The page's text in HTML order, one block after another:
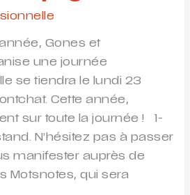
Gones et
une journée
se tiendra le lundi 23
Cette année,
sur toute la journée ! 1-
N’hésitez pas à passer
manifester auprès de
Motsnotes, qui sera